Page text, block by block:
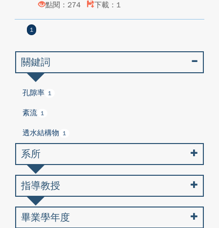
點閱：274
下載：1
1
關鍵詞
孔隙率 1
紊流 1
透水結構物 1
系所
指導教授
畢業學年度